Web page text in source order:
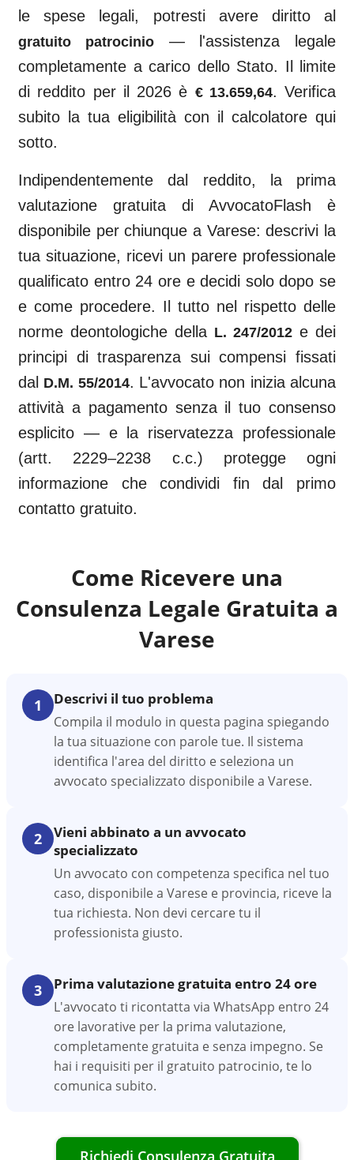
le spese legali, potresti avere diritto al
gratuito patrocinio— l'assistenza legale
completamente a carico dello Stato. Il limite
di reddito per il 2026 è € 13.659,64. Verifica
subito la tua eligibilità con il calcolatore qui
sotto.
Indipendentemente dal reddito, la prima
valutazione gratuita di AvvocatoFlash è
disponibile per chiunque a Varese: descrivi la
tua situazione, ricevi un parere professionale
qualificato entro 24 ore e decidi solo dopo se
e come procedere. Il tutto nel rispetto delle
norme deontologiche della L. 247/2012 e dei
principi di trasparenza sui compensi fissati
dal D.M. 55/2014. L'avvocato non inizia alcuna
attività a pagamento senza il tuo consenso
esplicito — e la riservatezza professionale
(artt. 2229–2238 c.c.) protegge ogni
informazione che condividi fin dal primo
contatto gratuito.
Come Ricevere una
Consulenza Legale Gratuita a
Varese
1 Descrivi il tuo problema
Compila il modulo in questa pagina spiegando
la tua situazione con parole tue. Il sistema
identifica l'area del diritto e seleziona un
avvocato specializzato disponibile a Varese.
2
Vieni abbinato a un avvocato
specializzato
Un avvocato con competenza specifica nel tuo
caso, disponibile a Varese e provincia, riceve la
tua richiesta. Non devi cercare tu il
professionista giusto.
3 Prima valutazione gratuita entro 24 ore
L'avvocato ti ricontatta via WhatsApp entro 24
ore lavorative per la prima valutazione,
completamente gratuita e senza impegno. Se
hai i requisiti per il gratuito patrocinio, te lo
comunica subito.
Richiedi Consulenza Gratuita